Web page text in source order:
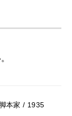
本家 / 1935